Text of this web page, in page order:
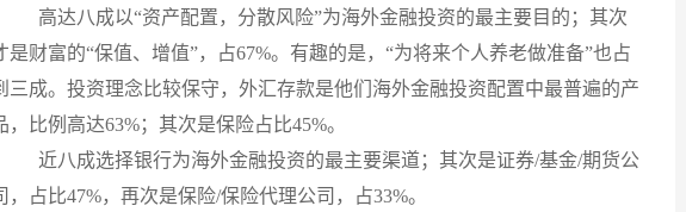
高达八成以“资产配置，分散风险”为海外金融投资的最主要目的；其次
是财富的“保值、增值”，占67%。有趣的是，“为将来个人养老做准备”也占
三成。投资理念比较保守，外汇存款是他们海外金融投资配置中最普遍的产
，比例高达63%；其次是保险占比45%。
近八成选择银行为海外金融投资的最主要渠道；其次是证券/基金/期货公
，占比47%，再次是保险/保险代理公司，占33%。